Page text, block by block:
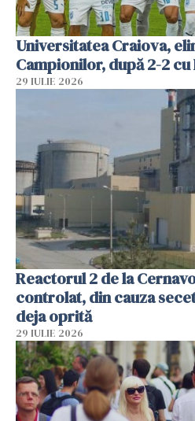
Universitatea Craiova,
Campionilor, după 2-2 cu
29 IULIE 2026
Reactorul 2 de la
controlat, din cauza
deja oprită
29 IULIE 2026